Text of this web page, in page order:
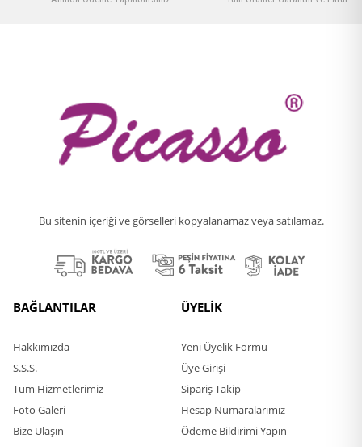
Bu sitenin içeriği ve görselleri kopyalanamaz veya satılamaz.
BAĞLANTILAR
Hakkımızda
S.S.S.
Tüm Hizmetlerimiz
Foto Galeri
Bize Ulaşın
ÜYELİK
Yeni Üyelik Formu
Üye Girişi
Sipariş Takip
Hesap Numaralarımız
Ödeme Bildirimi Yapın